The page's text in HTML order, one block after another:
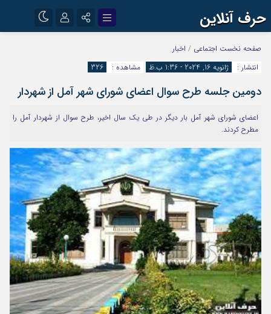
حرف آنلاین
اینستاگرام
آپارات
رمز عبور
صفحه نخست اجتماعی / اخبار
انتشار :
ژانویه 16, 2024 - 1:36 ب.ظ مشاهده : 326
دومین جلسه طرح سوال اعضای شورای شهر آمل از شهردار
اعضای شورای شهر آمل بار دیگر در طی یک سال اخیر، طرح سوال از شهردار آمل را
مطرح کردند.